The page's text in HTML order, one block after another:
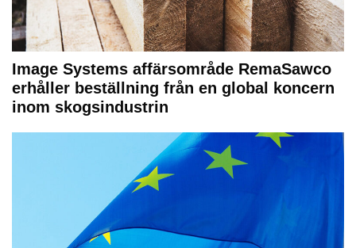
Image Systems affärsområde RemaSawco
erhåller beställning från en global koncern
inom skogsindustrin